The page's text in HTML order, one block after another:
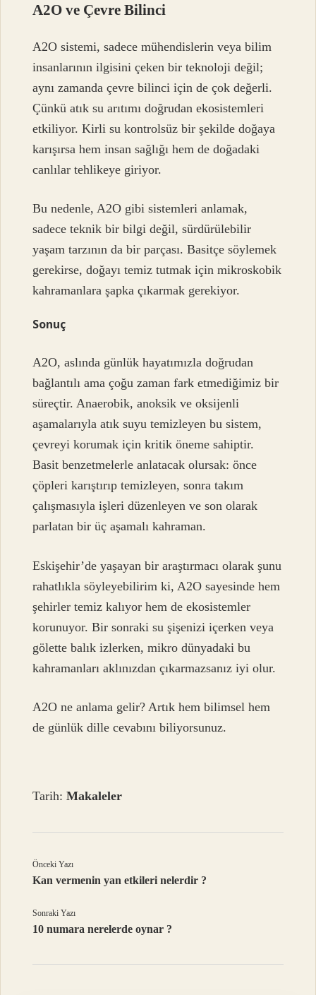
A2O ve Çevre Bilinci
A2O sistemi, sadece mühendislerin veya bilim
insanlarının ilgisini çeken bir teknoloji değil;
aynı zamanda çevre bilinci için de çok değerli.
Çünkü atık su arıtımı doğrudan ekosistemleri
etkiliyor. Kirli su kontrolsüz bir şekilde doğaya
karışırsa hem insan sağlığı hem de doğadaki
canlılar tehlikeye giriyor.
Bu nedenle, A2O gibi sistemleri anlamak,
sadece teknik bir bilgi değil, sürdürülebilir
yaşam tarzının da bir parçası. Basitçe söylemek
gerekirse, doğayı temiz tutmak için mikroskobik
kahramanlara şapka çıkarmak gerekiyor.
Sonuç
A2O, aslında günlük hayatımızla doğrudan
bağlantılı ama çoğu zaman fark etmediğimiz bir
süreçtir. Anaerobik, anoksik ve oksijenli
aşamalarıyla atık suyu temizleyen bu sistem,
çevreyi korumak için kritik öneme sahiptir.
Basit benzetmelerle anlatacak olursak: önce
çöpleri karıştırıp temizleyen, sonra takım
çalışmasıyla işleri düzenleyen ve son olarak
parlatan bir üç aşamalı kahraman.
Eskişehir’de yaşayan bir araştırmacı olarak şunu
rahatlıkla söyleyebilirim ki, A2O sayesinde hem
şehirler temiz kalıyor hem de ekosistemler
korunuyor. Bir sonraki su şişenizi içerken veya
gölette balık izlerken, mikro dünyadaki bu
kahramanları aklınızdan çıkarmazsanız iyi olur.
A2O ne anlama gelir? Artık hem bilimsel hem
de günlük dille cevabını biliyorsunuz.
Tarih:Makaleler
Önceki Yazı
Kan vermenin yan etkileri nelerdir ?
Sonraki Yazı
10 numara nerelerde oynar ?